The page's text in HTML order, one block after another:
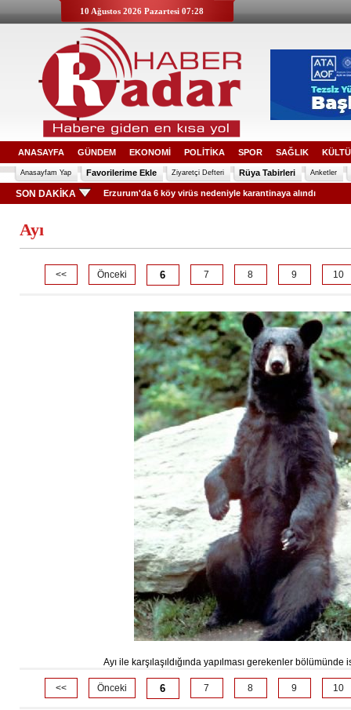
10 Ağustos 2026 Pazartesi 07:28
ANASAYFA GÜNDEM EKONOMİ POLİTİKA SPOR SAĞLIK
Anasayfam Yap Favorilerime Ekle Ziyaretçi Defteri Rüya Tabirleri Anketler
SON DAKİKA Erzurum'da 6 köy virüs nedeniyle karantinaya alındı
Ayı
<< Önceki 6 7 8 9 10
Ayı ile karşılaşıldığında yapılması gerekenler bölümünde
<< Önceki 6 7 8 9 10